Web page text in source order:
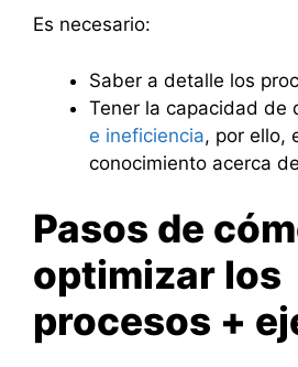
Es necesario:
Saber a detalle los
Tener la capacidad de
e ineficiencia, por ello,
conocimiento acerca
Pasos de
optimizar los
procesos +